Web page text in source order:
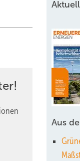
Aus